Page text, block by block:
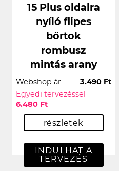
15 Plus oldalra
nyíló flipes
bőrtok
rombusz
mintás arany
Webshop ár
3.490 Ft
Egyedi tervezéssel
6.480 Ft
részletek
INDULHAT A
TERVEZÉS